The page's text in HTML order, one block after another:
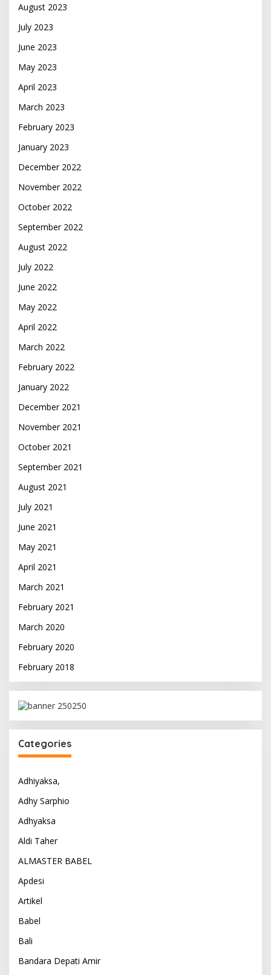
August 2023
July 2023
June 2023
May 2023
April 2023
March 2023
February 2023
January 2023
December 2022
November 2022
October 2022
September 2022
August 2022
July 2022
June 2022
May 2022
April 2022
March 2022
February 2022
January 2022
December 2021
November 2021
October 2021
September 2021
August 2021
July 2021
June 2021
May 2021
April 2021
March 2021
February 2021
March 2020
February 2020
February 2018
Categories
Adhiyaksa,
Adhy Sarphio
Adhyaksa
Aldi Taher
ALMASTER BABEL
Apdesi
Artikel
Babel
Bali
Bandara Depati Amir